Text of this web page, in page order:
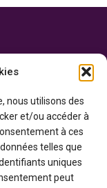
nous utilisons des
et/ou accéder à
à ces
telles que
uniques
peut
du gouvernement de
du ministère du